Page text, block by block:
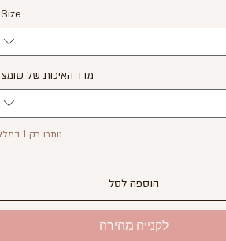
Size
מדד האיכות של שומצ
נותרו רק 1 במלאי
הוספה לסל
לקנייה מהירה